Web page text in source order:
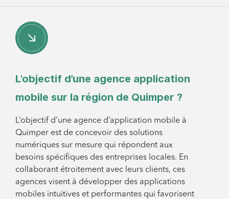
L’objectif d’une agence application
mobile sur la région de Quimper ?
L’objectif d’une agence d’application mobile à
Quimper est de concevoir des solutions
numériques sur mesure qui répondent aux
besoins spécifiques des entreprises locales. En
collaborant étroitement avec leurs clients, ces
agences visent à développer des applications
mobiles intuitives et performantes qui favorisent